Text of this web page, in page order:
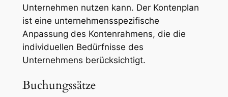
Unternehmen nutzen kann. Der Kontenplan
ist eine unternehmensspezifische
Anpassung des Kontenrahmens, die die
individuellen Bedürfnisse des
Unternehmens berücksichtigt.
Buchungssätze